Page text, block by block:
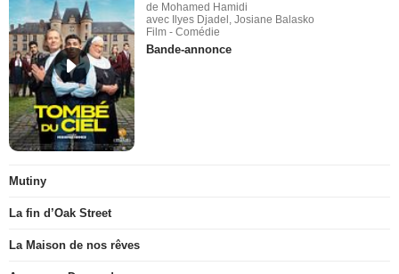
de Mohamed Hamidi
avec Ilyes Djadel, Josiane Balasko
Film - Comédie
Bande-annonce
Mutiny
La fin d’Oak Street
La Maison de nos rêves